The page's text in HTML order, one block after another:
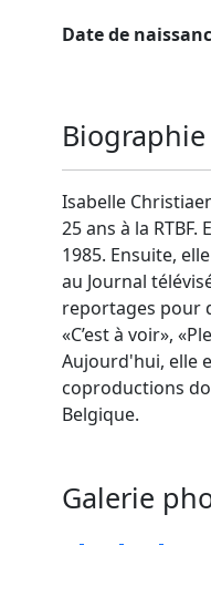
Date de
Biographie
Isabelle
25 ans à la RTBF.
1985. Ensuite,
au Journal
reportages pour
«C’est à voir»,
Aujourd'hui, elle
coproductions
Belgique.
Galerie